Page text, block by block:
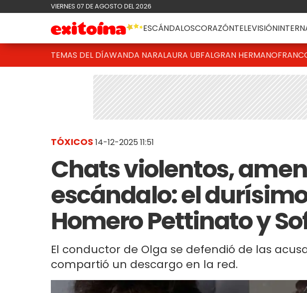
VIERNES 07 DE AGOSTO DEL 2026
ESCÁNDALOSCORAZÓNTELEVISIÓN
TEMAS DEL DÍAWANDA NARALAURA UBFALGRAN HERMANO
TÓXICOS 14-12-2025 11:51
Chats violentos,
escándalo: el
Homero Pettinato y
El conductor de Olga se defendió de las
compartió un descargo en la red.